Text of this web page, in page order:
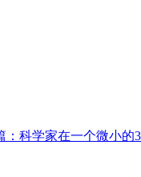
：科学家在一个微小的